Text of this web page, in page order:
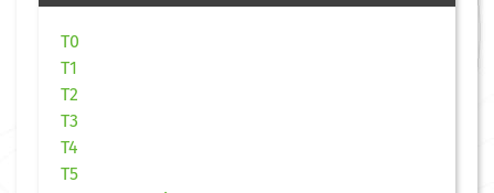
T0
T1
T2
T3
T4
T5